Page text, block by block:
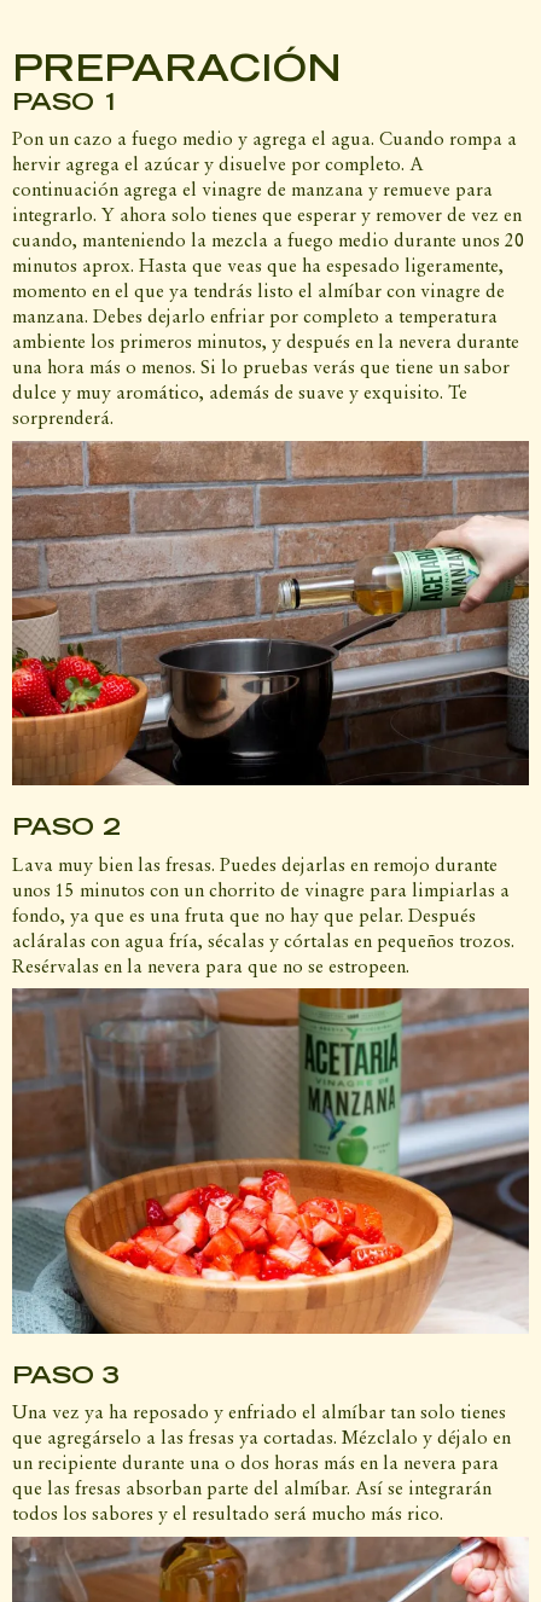
PREPARACIÓN
PASO 1
Pon un cazo a fuego medio y agrega el agua. Cuando rompa a
hervir agrega el azúcar y disuelve por completo. A
continuación agrega el vinagre de manzana y remueve para
integrarlo. Y ahora solo tienes que esperar y remover de vez en
cuando, manteniendo la mezcla a fuego medio durante unos 20
minutos aprox. Hasta que veas que ha espesado ligeramente,
momento en el que ya tendrás listo el almíbar con vinagre de
manzana. Debes dejarlo enfriar por completo a temperatura
ambiente los primeros minutos, y después en la nevera durante
una hora más o menos. Si lo pruebas verás que tiene un sabor
dulce y muy aromático, además de suave y exquisito. Te
sorprenderá.
PASO 2
Lava muy bien las fresas. Puedes dejarlas en remojo durante
unos 15 minutos con un chorrito de vinagre para limpiarlas a
fondo, ya que es una fruta que no hay que pelar. Después
acláralas con agua fría, sécalas y córtalas en pequeños trozos.
Resérvalas en la nevera para que no se estropeen.
PASO 3
Una vez ya ha reposado y enfriado el almíbar tan solo tienes
que agregárselo a las fresas ya cortadas. Mézclalo y déjalo en
un recipiente durante una o dos horas más en la nevera para
que las fresas absorban parte del almíbar. Así se integrarán
todos los sabores y el resultado será mucho más rico.